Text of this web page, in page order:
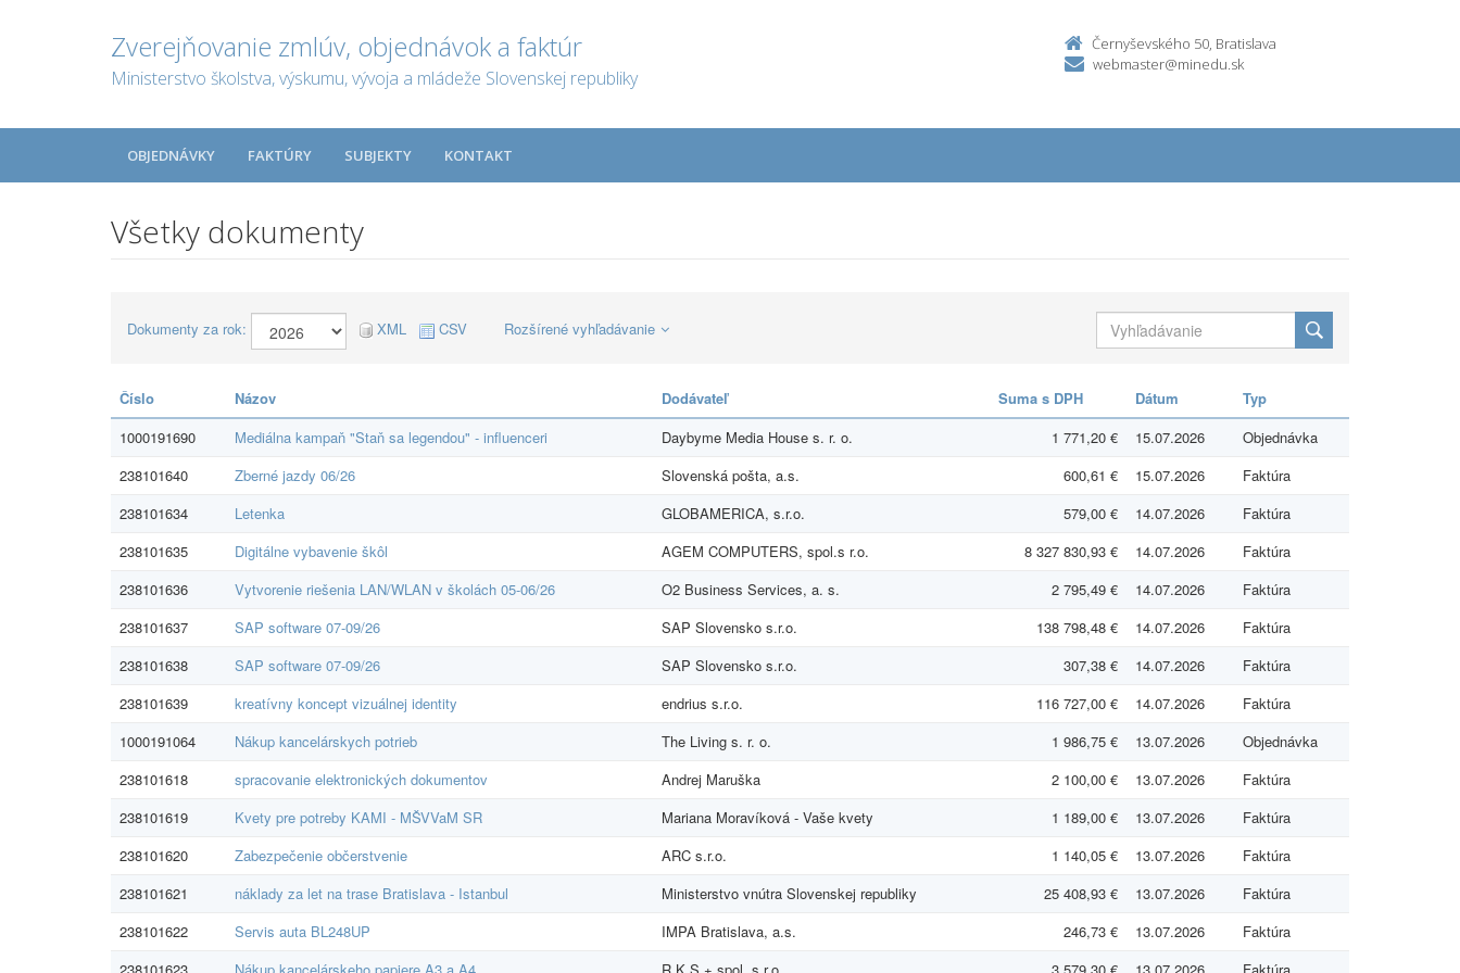
Zverejňovanie zmlúv, objednávok a faktúr
Ministerstvo školstva, výskumu, vývoja a mládeže Slovenskej republiky
Černyševského 50, Bratislava
webmaster@minedu.sk
OBJEDNÁVKY FAKTÚRY SUBJEKTY KONTAKT
Všetky dokumenty
Dokumenty za rok: XML CSV Rozšírené vyhľadávanie
Číslo Názov Dodávateľ Suma s DPH Dátum
Typ
1000191690
Mediálna kampaň "Staň sa legendou" - influenceri Daybyme Media House s. r. o. 1 771,20 € 15.07.2026
Objednávka
238101640
Zberné jazdy 06/26 Slovenská pošta, a.s. 600,61 € 15.07.2026
Faktúra
238101634
Letenka GLOBAMERICA, s.r.o. 579,00 € 14.07.2026
Faktúra
238101635
Digitálne vybavenie škôl AGEM COMPUTERS, spol.s r.o. 8 327 830,93 € 14.07.2026
Faktúra
238101636
Vytvorenie riešenia LAN/WLAN v školách 05-06/26 O2 Business Services, a. s. 2 795,49 € 14.07.2026
Faktúra
238101637
SAP software 07-09/26 SAP Slovensko s.r.o. 138 798,48 € 14.07.2026
Faktúra
238101638
SAP software 07-09/26 SAP Slovensko s.r.o. 307,38 € 14.07.2026
Faktúra
238101639
kreatívny koncept vizuálnej identity endrius s.r.o. 116 727,00 € 14.07.2026
Faktúra
1000191064
Nákup kancelárskych potrieb The Living s. r. o. 1 986,75 € 13.07.2026
Objednávka
238101618
spracovanie elektronických dokumentov Andrej Maruška 2 100,00 € 13.07.2026
Faktúra
238101619
Kvety pre potreby KAMI - MŠVVaM SR Mariana Moravíková - Vaše kvety 1 189,00 € 13.07.2026
Faktúra
238101620
Zabezpečenie občerstvenie ARC s.r.o. 1 140,05 € 13.07.2026
Faktúra
238101621
náklady za let na trase Bratislava - Istanbul Ministerstvo vnútra Slovenskej republiky 25 408,93 € 13.07.2026
Faktúra
238101622
Servis auta BL248UP IMPA Bratislava, a.s. 246,73 € 13.07.2026
Faktúra
238101623
Nákup kancelárskeho papiere A3 a A4 R K S + spol. s r.o. 3 579,30 € 13.07.2026 Faktúra